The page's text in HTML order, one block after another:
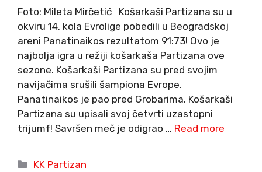
Foto: Mileta Mirčetić Košarkaši Partizana su u
okviru 14. kola Evrolige pobedili u Beogradskoj
areni Panatinaikos rezultatom 91:73! Ovo je
najbolja igra u režiji košarkaša Partizana ove
sezone. Košarkaši Partizana su pred svojim
navijačima srušili šampiona Evrope.
Panatinaikos je pao pred Grobarima. Košarkaši
Partizana su upisali svoj četvrti uzastopni
trijumf! Savršen meč je odigrao … Read more
Categories
KK Partizan